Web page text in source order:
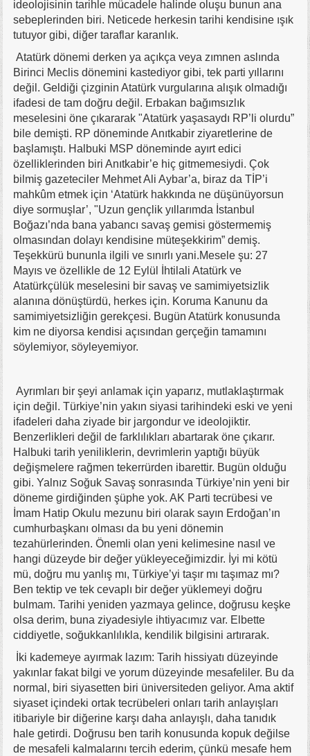
ideolojisinin tarihle mücadele halinde oluşu bunun ana
sebeplerinden biri. Neticede herkesin tarihi kendisine ışık
tutuyor gibi, diğer taraflar karanlık.
Atatürk dönemi derken ya açıkça veya zımnen aslında
Birinci Meclis dönemini kastediyor gibi, tek parti yıllarını
değil. Geldiği çizginin Atatürk vurgularına alışık olmadığı
ifadesi de tam doğru değil. Erbakan bağımsızlık
meselesini öne çıkararak "Atatürk yaşasaydı RP’li olurdu”
bile demişti. RP döneminde Anıtkabir ziyaretlerine de
başlamıştı. Halbuki MSP döneminde ayırt edici
özelliklerinden biri Anıtkabir’e hiç gitmemesiydi. Çok
bilmiş gazeteciler Mehmet Ali Aybar’a, biraz da TİP’i
mahkûm etmek için ‘Atatürk hakkında ne düşünüyorsun
diye sormuşlar’, "Uzun gençlik yıllarımda İstanbul
Boğazı’nda bana yabancı savaş gemisi göstermemiş
olmasından dolayı kendisine müteşekkirim” demiş.
Teşekkürü bununla ilgili ve sınırlı yani.Mesele şu: 27
Mayıs ve özellikle de 12 Eylül İhtilali Atatürk ve
Atatürkçülük meselesini bir savaş ve samimiyetsizlik
alanına dönüştürdü, herkes için. Koruma Kanunu da
samimiyetsizliğin gerekçesi. Bugün Atatürk konusunda
kim ne diyorsa kendisi açısından gerçeğin tamamını
söylemiyor, söyleyemiyor.
Ayrımları bir şeyi anlamak için yaparız, mutlaklaştırmak
için değil. Türkiye’nin yakın siyasi tarihindeki eski ve yeni
ifadeleri daha ziyade bir jargondur ve ideolojiktir.
Benzerlikleri değil de farklılıkları abartarak öne çıkarır.
Halbuki tarih yeniliklerin, devrimlerin yaptığı büyük
değişmelere rağmen tekerrürden ibarettir. Bugün olduğu
gibi. Yalnız Soğuk Savaş sonrasında Türkiye’nin yeni bir
döneme girdiğinden şüphe yok. AK Parti tecrübesi ve
İmam Hatip Okulu mezunu biri olarak sayın Erdoğan’ın
cumhurbaşkanı olması da bu yeni dönemin
tezahürlerinden. Önemli olan yeni kelimesine nasıl ve
hangi düzeyde bir değer yükleyeceğimizdir. İyi mi kötü
mü, doğru mu yanlış mı, Türkiye’yi taşır mı taşımaz mı?
Ben tektip ve tek cevaplı bir değer yüklemeyi doğru
bulmam. Tarihi yeniden yazmaya gelince, doğrusu keşke
olsa derim, buna ziyadesiyle ihtiyacımız var. Elbette
ciddiyetle, soğukkanlılıkla, kendilik bilgisini artırarak.
İki kademeye ayırmak lazım: Tarih hissiyatı düzeyinde
yakınlar fakat bilgi ve yorum düzeyinde mesafeliler. Bu da
normal, biri siyasetten biri üniversiteden geliyor. Ama aktif
siyaset içindeki ortak tecrübeleri onları tarih anlayışları
itibariyle bir diğerine karşı daha anlayışlı, daha tanıdık
hale getirdi. Doğrusu ben tarih konusunda kopuk değilse
de mesafeli kalmalarını tercih ederim, çünkü mesafe hem